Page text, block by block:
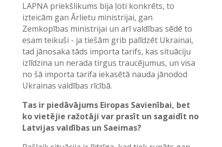
LAPNA priekšlikums bija ļoti konkrēts, to
izteicām gan Ārlietu ministrijai, gan
Zemkopības ministrijai un arī valdības sēdē to
esam teikuši - ja tiešām grib palīdzēt Ukrainai,
tad jānosaka tāds importa tarifs, kas situāciju
izlīdzina un nerada tirgus traucējumus, un visa
no šā importa tarifa iekasētā nauda jānodod
Ukrainas valdības rīcībā.
Tas ir piedāvājums Eiropas Savienībai, bet
ko vietējie ražotāji var prasīt un sagaidīt no
Latvijas valdības un Saeimas?